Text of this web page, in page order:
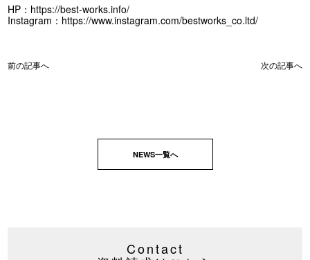
HP： https://best-works.info/
Instagram： https://www.instagram.com/bestworks_co.ltd/
前の記事へ 次の記事へ
NEWS一覧へ
Contact